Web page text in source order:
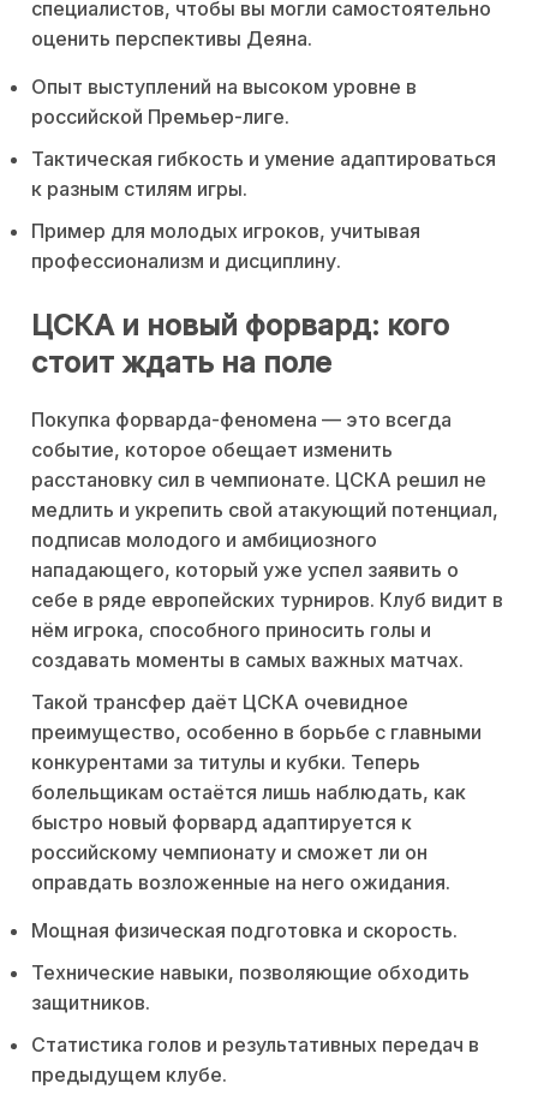
специалистов, чтобы вы могли самостоятельно
оценить перспективы Деяна.
Опыт выступлений на высоком уровне в
российской Премьер-лиге.
Тактическая гибкость и умение адаптироваться
к разным стилям игры.
Пример для молодых игроков, учитывая
профессионализм и дисциплину.
ЦСКА и новый форвард: кого
стоит ждать на поле
Покупка форварда-феномена — это всегда
событие, которое обещает изменить
расстановку сил в чемпионате. ЦСКА решил не
медлить и укрепить свой атакующий потенциал,
подписав молодого и амбициозного
нападающего, который уже успел заявить о
себе в ряде европейских турниров. Клуб видит в
нём игрока, способного приносить голы и
создавать моменты в самых важных матчах.
Такой трансфер даёт ЦСКА очевидное
преимущество, особенно в борьбе с главными
конкурентами за титулы и кубки. Теперь
болельщикам остаётся лишь наблюдать, как
быстро новый форвард адаптируется к
российскому чемпионату и сможет ли он
оправдать возложенные на него ожидания.
Мощная физическая подготовка и скорость.
Технические навыки, позволяющие обходить
защитников.
Статистика голов и результативных передач в
предыдущем клубе.